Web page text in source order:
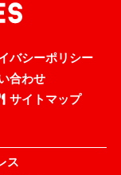
バシーポリシー
合わせ
サイトマップ
ス